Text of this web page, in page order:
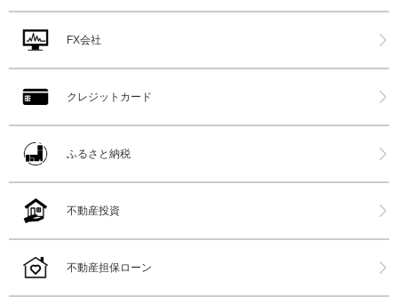
FX会社
クレジットカード
ふるさと納税
不動産投資
不動産担保ローン